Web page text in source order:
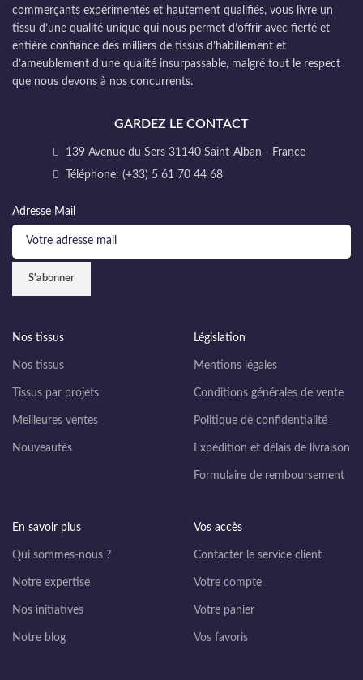
commerçants expérimentés et hautement qualifiés, vous livre un
tissu d’une qualité unique qui nous permet d’offrir avec fierté et
entière confiance des milliers de tissus d’habillement et
d’ameublement d’une qualité insurpassable, malgré tout le respect
que nous devons à nos concurrents.
GARDEZ LE CONTACT
139 Avenue du Sers 31140 Saint-Alban - France
Téléphone: (+33) 5 61 70 44 68
Adresse Mail
Nos tissus
Nos tissus
Tissus par projets
Meilleures ventes
Nouveautés
Législation
Mentions légales
Conditions générales de vente
Politique de confidentialité
Expédition et délais de livraison
Formulaire de remboursement
En savoir plus
Qui sommes-nous ?
Notre expertise
Nos initiatives
Notre blog
Vos accès
Contacter le service client
Votre compte
Votre panier
Vos favoris